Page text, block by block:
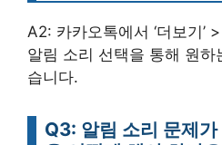
A2: 카카오톡에서 ‘더보기’
알림 소리 선택을 통해 원하
습니다.
Q3: 알림 소리 문제